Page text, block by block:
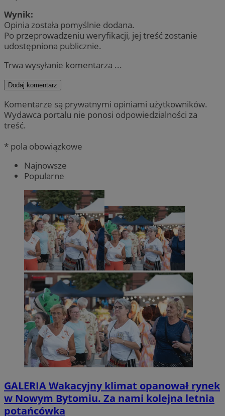
Wynik:
Opinia została pomyślnie dodana.
Po przeprowadzeniu weryfikacji, jej treść zostanie
udostępniona publicznie.
Trwa wysyłanie komentarza ...
Dodaj komentarz
Komentarze są prywatnymi opiniami użytkowników.
Wydawca portalu nie ponosi odpowiedzialności za
treść.
* pola obowiązkowe
Najnowsze
Popularne
GALERIAWakacyjny klimat opanował rynek
w Nowym Bytomiu. Za nami kolejna letnia
potańcówka